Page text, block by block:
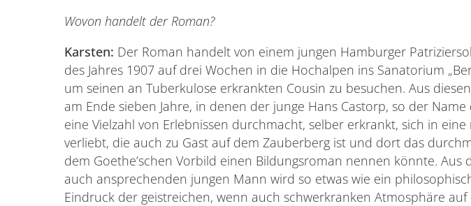
Wovon handelt der Roman?
Karsten: Der Roman handelt von einem jungen Hamburger
des Jahres 1907 auf drei Wochen in die Hochalpen ins Sanatorium
um seinen an Tuberkulose erkrankten Cousin zu besuchen. Aus
am Ende sieben Jahre, in denen der junge Hans Castorp, so der
eine Vielzahl von Erlebnissen durchmacht, selber erkrankt, sich in eine
verliebt, die auch zu Gast auf dem Zauberberg ist und dort das
dem Goethe’schen Vorbild einen Bildungsroman nennen könnte. Aus
auch ansprechenden jungen Mann wird so etwas wie ein
Eindruck der geistreichen, wenn auch schwerkranken Atmosphäre